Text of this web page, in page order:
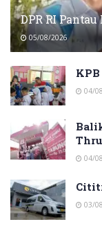
DPR RI
05/08/2026
04/
Thru
04/
03/